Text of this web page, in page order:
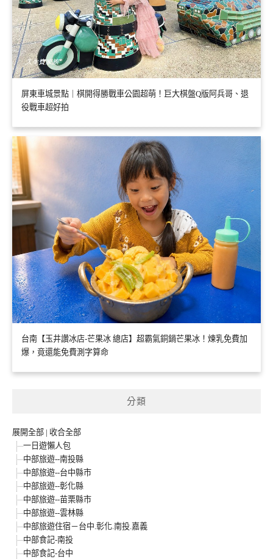
屏東車城景點｜棋開得勝戰車公園超萌！巨大棋盤Q版阿兵哥、退
役戰車超好拍
台南【玉井讚冰店-芒果冰 總店】超霸氣銅鍋芒果冰！煉乳免費加
爆，竟還能免費測字算命
分類
展開全部 | 收合全部
一日遊懶人包
中部旅遊--南投縣
中部旅遊--台中縣市
中部旅遊--彰化縣
中部旅遊--苗栗縣市
中部旅遊--雲林縣
中部旅遊住宿－台中.彰化.南投.嘉義
中部食記-南投
中部食記-台中